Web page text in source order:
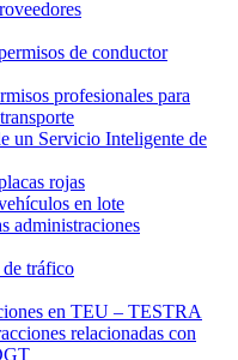
de conductor
profesionales para
un Servicio Inteligente de
rojas
en lote
administraciones
tráfico
en TEU – TESTRA
relacionadas con